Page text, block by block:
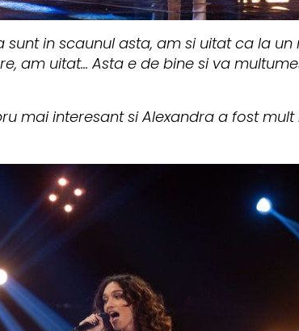
in scaunul asta, am si uitat ca la
am uitat... Asta e de bine si va
mai interesant si Alexandra a fost